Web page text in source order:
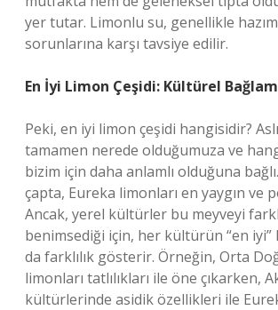
yer tutar. Limonlu su, genellikle
sorunlarına karşı tavsiye edilir.
En İyi Limon Çeşidi: Kültürel
Peki, en iyi limon çeşidi hangisidir?
tamamen nerede olduğumuza ve
bizim için daha anlamlı olduğuna
çapta, Eureka limonları en yaygın ve
Ancak, yerel kültürler bu meyveyi
benimsediği için, her kültürün “en iyi”
da farklılık gösterir. Örneğin, Orta
limonları tatlılıkları ile öne çıkarken,
kültürlerinde asidik özellikleri ile